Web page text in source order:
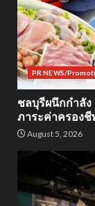
PR NEWS/
ชลบุรีผนึกกำลัง
ภาระค่าครองชี
August 5, 2026